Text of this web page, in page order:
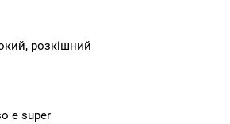
розкішний
e super